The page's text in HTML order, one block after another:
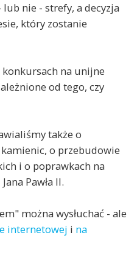
nie - strefy, a decyzja
który zostanie
na unijne
od tego, czy
także o
o przebudowie
i o poprawkach na
Pawła II.
można wysłuchać - ale
internetowej i na